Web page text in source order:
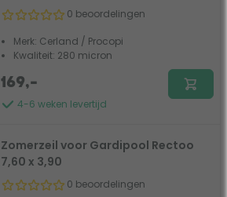
0 beoordelingen
Merk: Cerland / Procopi
Kwaliteit: 280 micron
4-6 weken levertijd
169,-
Zomerzeil voor Gardipool Rectoo
7,60 x 3,90
0 beoordelingen